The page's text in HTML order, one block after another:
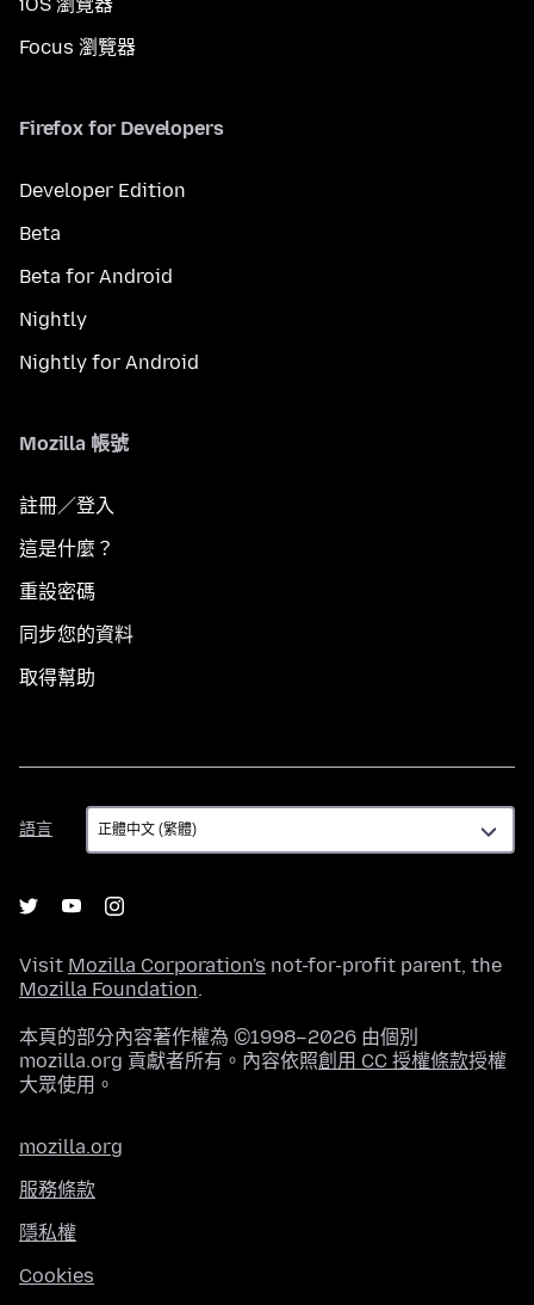
iOS 瀏覽器
Focus 瀏覽器
Firefox for Developers
Developer Edition
Beta
Beta for Android
Nightly
Nightly for Android
Mozilla 帳號
註冊／登入
這是什麼？
重設密碼
同步您的資料
取得幫助
語言
語
言
Visit Mozilla Corporation's not-for-profit parent, the
Mozilla Foundation.
本頁的部分內容著作權為 ©1998–2026 由個別
mozilla.org 貢獻者所有。內容依照創用 CC 授權條款授權
大眾使用。
mozilla.org
服務條款
隱私權
Cookies